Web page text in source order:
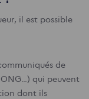
il est possible
de
qui peuvent
dont ils